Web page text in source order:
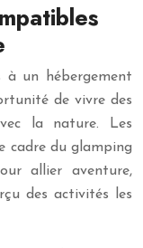
un hébergement
de vivre des
la nature. Les
cadre du glamping
allier aventure,
des activités les